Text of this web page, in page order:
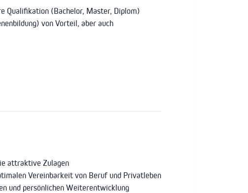
Qualifikation (Bachelor, Master, Diplom)
von Vorteil, aber auch
attraktive Zulagen
Vereinbarkeit von Beruf und Privatleben
und persönlichen Weiterentwicklung